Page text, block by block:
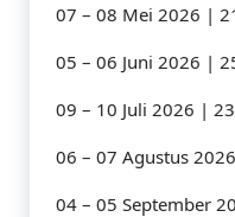
07 – 08 Mei 2026 |
05 – 06 Juni 2026 |
09 – 10 Juli 2026 |
06 – 07 Agustus
04 – 05 September